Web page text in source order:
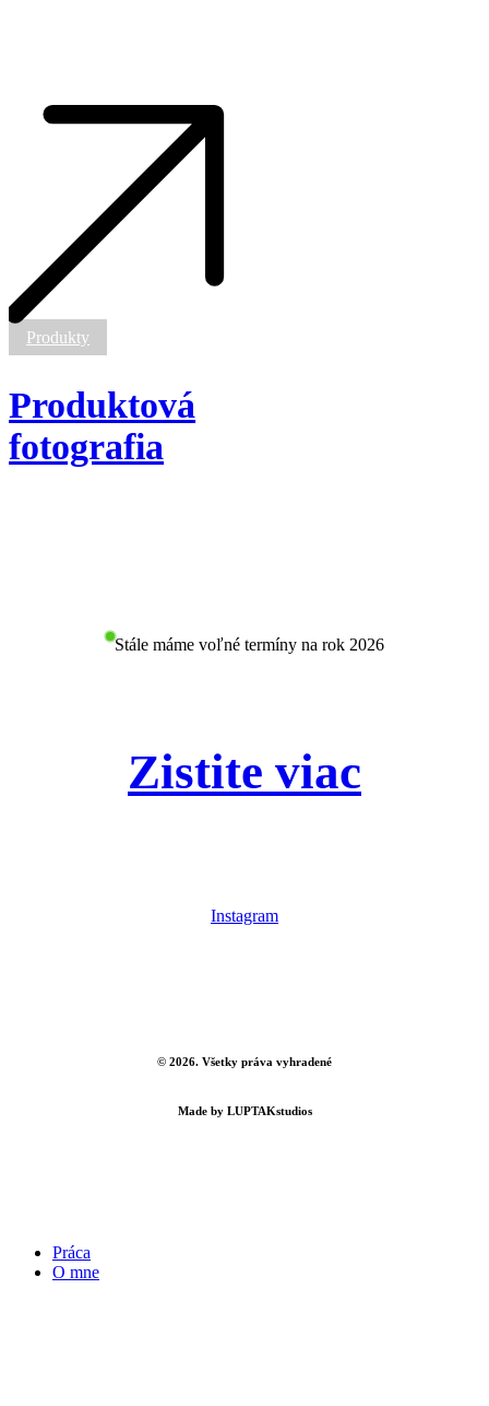
Produkty
Produktová
fotografia
Stále máme voľné termíny na rok 2026
Zistite viac
Instagram
© 2026. Všetky práva vyhradené
Made by LUPTAKstudios
Close
Menu
Práca
O mne